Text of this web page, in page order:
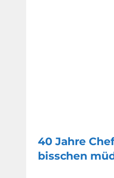
40 Jahre
bisschen